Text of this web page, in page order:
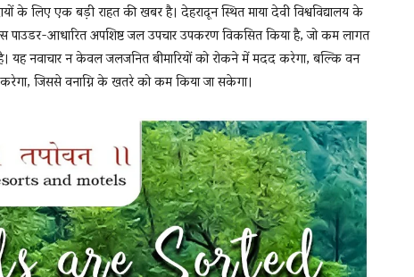
के लिए एक बड़ी राहत की खबर है। देहरादून स्थित माया देवी विश्वविद्यालय के
पाउडर-आधारित अपशिष्ट जल उपचार उपकरण विकसित किया है, जो कम लागत
यह नवाचार न केवल जलजनित बीमारियों को रोकने में मदद करेगा, बल्कि वन
करेगा, जिससे वनाग्नि के खतरे को कम किया जा सकेगा।